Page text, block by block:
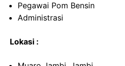
Pegawai Pom Bensin
Administrasi
Lokasi :